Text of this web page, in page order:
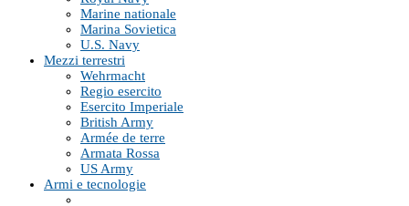
Marine nationale
Marina Sovietica
U.S. Navy
Mezzi terrestri
Wehrmacht
Regio esercito
Esercito Imperiale
British Army
Armée de terre
Armata Rossa
US Army
Armi e tecnologie